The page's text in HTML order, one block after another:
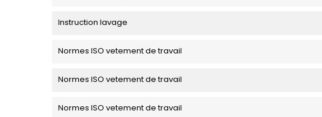
Instruction lavage
Normes ISO vetement de travail
Normes ISO vetement de travail
Normes ISO vetement de travail